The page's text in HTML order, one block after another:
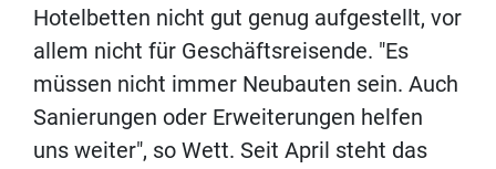
Hotelbetten nicht gut genug aufgestellt, vor
allem nicht für Geschäftsreisende. "Es
müssen nicht immer Neubauten sein. Auch
Sanierungen oder Erweiterungen helfen
uns weiter", so Wett. Seit April steht das